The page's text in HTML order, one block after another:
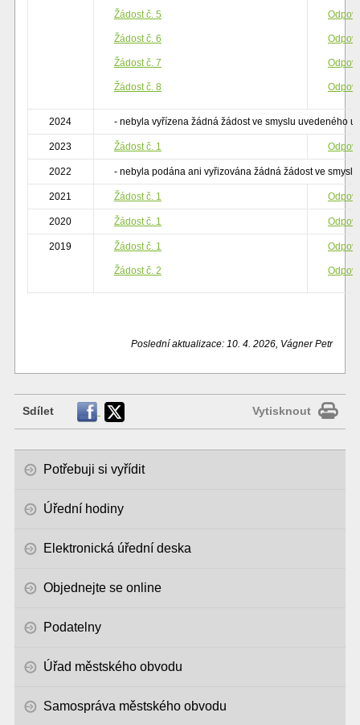
Žádost č. 5
Žádost č. 6
Žádost č. 7
Žádost č. 8
2024 - nebyla vyřízena žádná žádost ve smyslu uvedeného
2023 Žádost č. 1
2022 - nebyla podána ani vyřizována žádná žádost ve
2021 Žádost č. 1
2020 Žádost č. 1
2019 Žádost č. 1
Žádost č. 2
Poslední aktualizace: 10. 4. 2026, Vágner Petr
Sdílet Vytisknout
Potřebuji si vyřídit
Úřední hodiny
Elektronická úřední deska
Objednejte se online
Podatelny
Úřad městského obvodu
Samospráva městského obvodu